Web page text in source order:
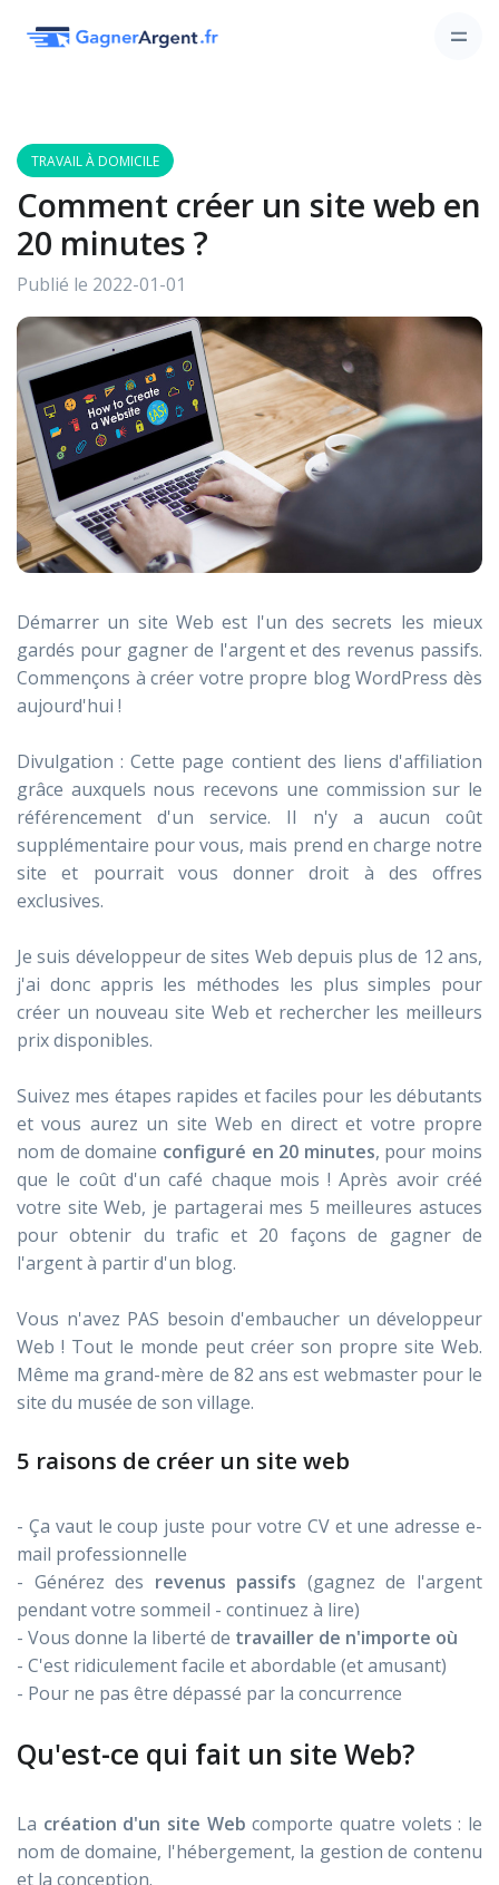
TRAVAIL À DOMICILE
Comment créer un site web en
20 minutes ?
Publié le 2022-01-01
Démarrer un site Web est l'un des secrets les mieux
gardés pour gagner de l'argent et des revenus passifs.
Commençons à créer votre propre blog WordPress dès
aujourd'hui !
Divulgation : Cette page contient des liens d'affiliation
grâce auxquels nous recevons une commission sur le
référencement d'un service. Il n'y a aucun coût
supplémentaire pour vous, mais prend en charge notre
site et pourrait vous donner droit à des offres
exclusives.
Je suis développeur de sites Web depuis plus de 12 ans,
j'ai donc appris les méthodes les plus simples pour
créer un nouveau site Web et rechercher les meilleurs
prix disponibles.
Suivez mes étapes rapides et faciles pour les débutants
et vous aurez un site Web en direct et votre propre
nom de domaine configuré en 20 minutes, pour moins
que le coût d'un café chaque mois ! Après avoir créé
votre site Web, je partagerai mes 5 meilleures astuces
pour obtenir du trafic et 20 façons de gagner de
l'argent à partir d'un blog.
Vous n'avez PAS besoin d'embaucher un développeur
Web ! Tout le monde peut créer son propre site Web.
Même ma grand-mère de 82 ans est webmaster pour le
site du musée de son village.
5 raisons de créer un site web
- Ça vaut le coup juste pour votre CV et une adresse e-
mail professionnelle
- Générez des revenus passifs (gagnez de l'argent
pendant votre sommeil - continuez à lire)
- Vous donne la liberté de travailler de n'importe où
- C'est ridiculement facile et abordable (et amusant)
- Pour ne pas être dépassé par la concurrence
Qu'est-ce qui fait un site Web?
La création d'un site Web comporte quatre volets : le
nom de domaine, l'hébergement, la gestion de contenu
et la conception.